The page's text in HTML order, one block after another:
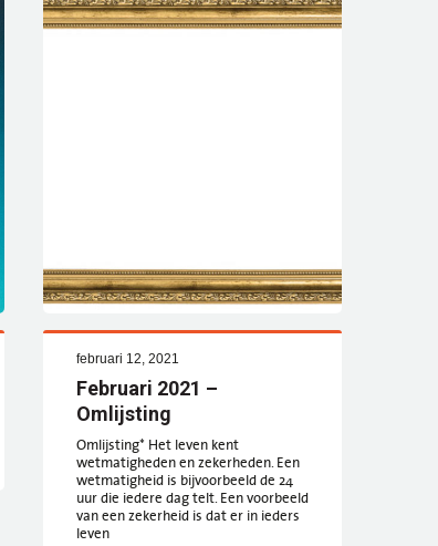
februari 12, 2021
Februari 2021 –
Omlijsting
Omlijsting* Het leven kent
wetmatigheden en zekerheden. Een
wetmatigheid is bijvoorbeeld de 24
uur die iedere dag telt. Een voorbeeld
van een zekerheid is dat er in ieders
leven